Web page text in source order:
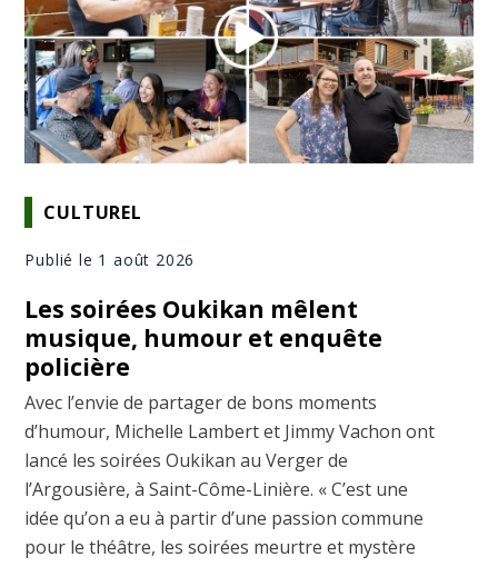
CULTUREL
Publié le 1 août 2026
Les soirées Oukikan mêlent
musique, humour et enquête
policière
Avec l’envie de partager de bons moments
d’humour, Michelle Lambert et Jimmy Vachon ont
lancé les soirées Oukikan au Verger de
l’Argousière, à Saint-Côme-Linière. « C’est une
idée qu’on a eu à partir d’une passion commune
pour le théâtre, les soirées meurtre et mystère